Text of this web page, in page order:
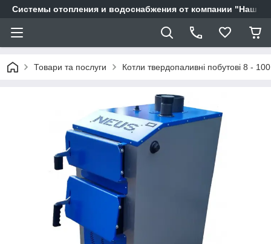
Системы отопления и водоснабжения от компании "Наш
Товари та послуги Котли твердопаливні побутові 8 - 100